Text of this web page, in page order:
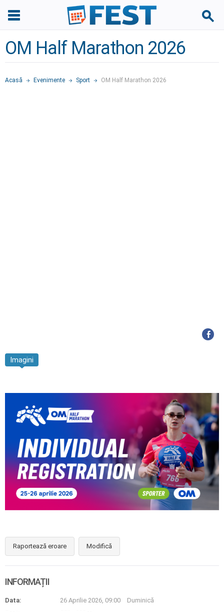
OM Half Marathon 2026
Acasă Evenimente Sport OM Half Marathon 2026
Imagini
Raportează eroare Modifică
INFORMAȚII
Data: 26 Aprilie 2026, 09:00
Duminică